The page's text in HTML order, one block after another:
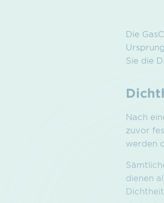
Die
Sie die
Nach
zuvor
werden
dienen